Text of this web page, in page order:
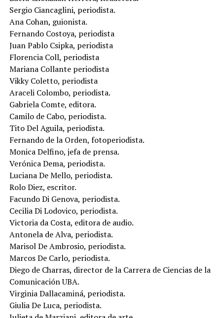
Sergio Ciancaglini, periodista.
Ana Cohan, guionista.
Fernando Costoya, periodista
Juan Pablo Csipka, periodista
Florencia Coll, periodista
Mariana Collante periodista
Vikky Coletto, periodista
Araceli Colombo, periodista.
Gabriela Comte, editora.
Camilo de Cabo, periodista.
Tito Del Aguila, periodista.
Fernando de la Orden, fotoperiodista.
Monica Delfino, jefa de prensa.
Verónica Dema, periodista.
Luciana De Mello, periodista.
Rolo Diez, escritor.
Facundo Di Genova, periodista.
Cecilia Di Lodovico, periodista.
Victoria da Costa, editora de audio.
Antonela de Alva, periodista.
Marisol De Ambrosio, periodista.
Marcos De Carlo, periodista.
Diego de Charras, director de la Carrera de Ciencias de la
Comunicación UBA.
Virginia Dallacaminá, periodista.
Giulia De Luca, periodista.